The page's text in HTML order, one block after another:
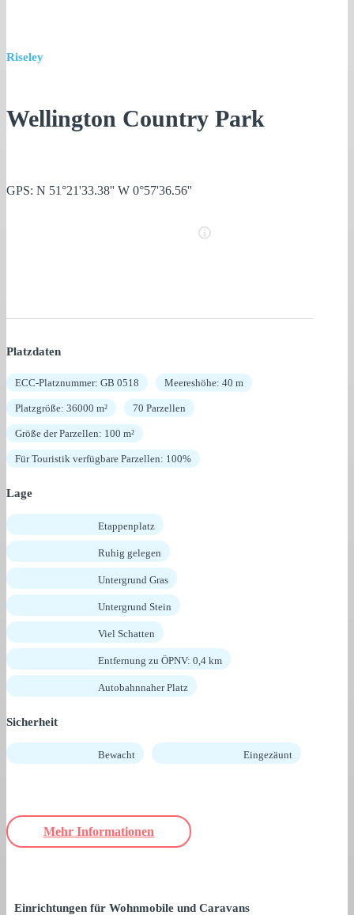
Riseley
Wellington Country Park
GPS: N 51°21'33.38'' W 0°57'36.56''
Platzdaten
ECC-Platznummer: GB 0518 Meereshöhe: 40 m
Platzgröße: 36000 m² 70 Parzellen
Größe der Parzellen: 100 m²
Für Touristik verfügbare Parzellen: 100%
Lage
Etappenplatz
Ruhig gelegen
Untergrund Gras
Untergrund Stein
Viel Schatten
Entfernung zu ÖPNV: 0,4 km
Autobahnnaher Platz
Sicherheit
Bewacht Eingezäunt
Mehr Informationen
Einrichtungen für Wohnmobile und Caravans